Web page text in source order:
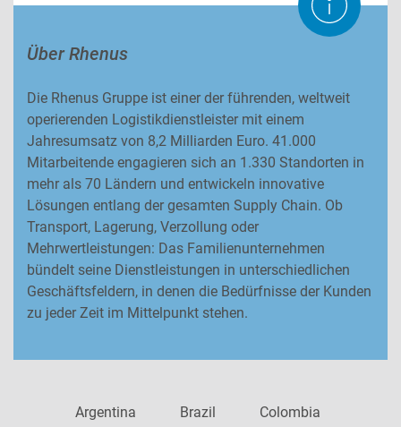
Über Rhenus
Die Rhenus Gruppe ist einer der führenden, weltweit
operierenden Logistikdienstleister mit einem
Jahresumsatz von 8,2 Milliarden Euro. 41.000
Mitarbeitende engagieren sich an 1.330 Standorten in
mehr als 70 Ländern und entwickeln innovative
Lösungen entlang der gesamten Supply Chain. Ob
Transport, Lagerung, Verzollung oder
Mehrwertleistungen: Das Familienunternehmen
bündelt seine Dienstleistungen in unterschiedlichen
Geschäftsfeldern, in denen die Bedürfnisse der Kunden
zu jeder Zeit im Mittelpunkt stehen.
Argentina Brazil
Colombia